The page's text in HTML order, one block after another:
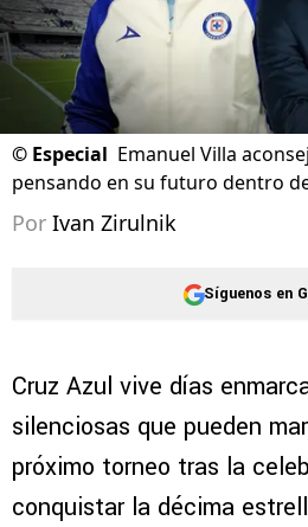
© Especial Emanuel Villa
pensando en su futuro dentro
Por Ivan Zirulnik
Síguenos en
Cruz Azul vive días
silenciosas que pueden
próximo torneo tras la
conquistar la décima